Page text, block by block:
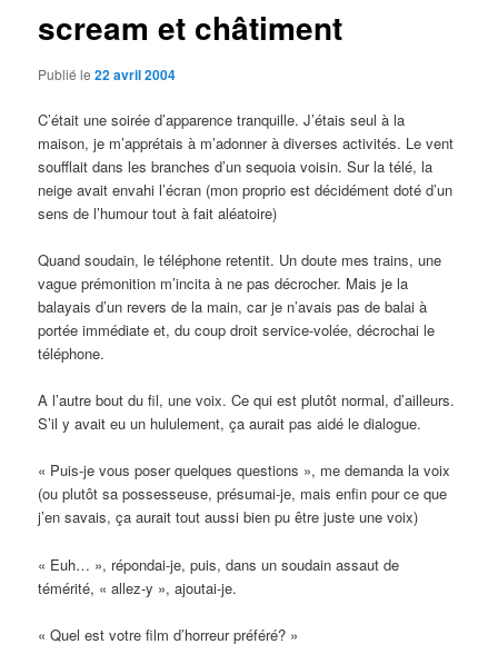
scream et châtiment
Publié le22 avril 2004
C’était une soirée d’apparence tranquille. J’étais seul à la
maison, je m’apprétais à m’adonner à diverses activités. Le vent
soufflait dans les branches d’un sequoia voisin. Sur la télé, la
neige avait envahi l’écran (mon proprio est décidément doté d’un
sens de l’humour tout à fait aléatoire)
Quand soudain, le téléphone retentit. Un doute mes trains, une
vague prémonition m’incita à ne pas décrocher. Mais je la
balayais d’un revers de la main, car je n’avais pas de balai à
portée immédiate et, du coup droit service-volée, décrochai le
téléphone.
A l’autre bout du fil, une voix. Ce qui est plutôt normal, d’ailleurs.
S’il y avait eu un hululement, ça aurait pas aidé le dialogue.
« Puis-je vous poser quelques questions », me demanda la voix
(ou plutôt sa possesseuse, présumai-je, mais enfin pour ce que
j’en savais, ça aurait tout aussi bien pu être juste une voix)
« Euh… », répondai-je, puis, dans un soudain assaut de
témérité, « allez-y », ajoutai-je.
« Quel est votre film d’horreur préféré? »